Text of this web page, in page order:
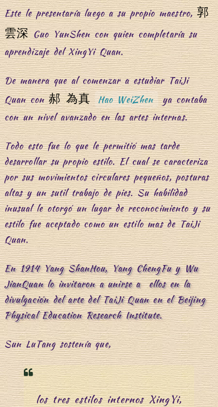
Este le presentaría luego a su propio maestro,郭
雲深Guo YunShen con quien completaría su
aprendizaje del XingYi Quan.
De manera que al comenzar a estudiar TaiJi
Quan con郝 為真 Hao WeiZhen ya contaba
con un nivel avanzado en las artes internas.
Todo esto fue lo que le permitió mas tarde
desarrollar su propio estilo. El cual se caracteriza
por sus movimientos circulares pequeños, posturas
altas y un sutil trabajo de pies. Su habilidad
inusual le otorgó un lugar de reconocimiento y su
estilo fue aceptado como un estilo mas de TaiJi
Quan.
En 1914 Yang ShanHou, Yang ChengFu y Wu
JianQuan lo invitaron a unirse a ellos en la
divulgación del arte del TaiJi Quan en el Beijing
Physical Education Research Institute.
Sun LuTang sostenía que,
los tres estilos internos XingYi,